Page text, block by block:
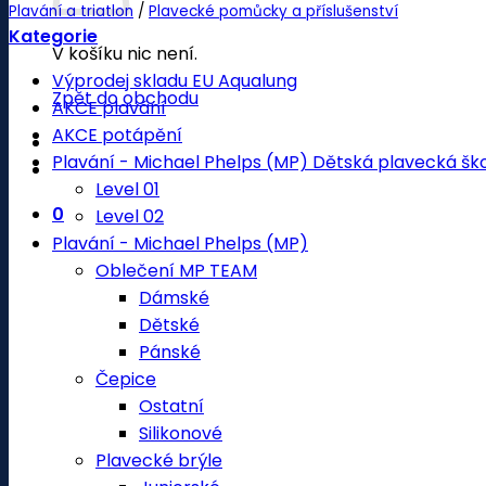
V košíku nic není.
Zpět do obchodu
0
Plavání a triatlon / Plavecké pomůcky a příslušenství
Kategorie
Výprodej skladu EU Aqualung
AKCE plavání
AKCE potápění
Plavání - Michael Phelps (MP) Dětská plavecká
Level 01
Level 02
Plavání - Michael Phelps (MP)
Oblečení MP TEAM
Dámské
Dětské
Pánské
Čepice
Ostatní
Silikonové
Plavecké brýle